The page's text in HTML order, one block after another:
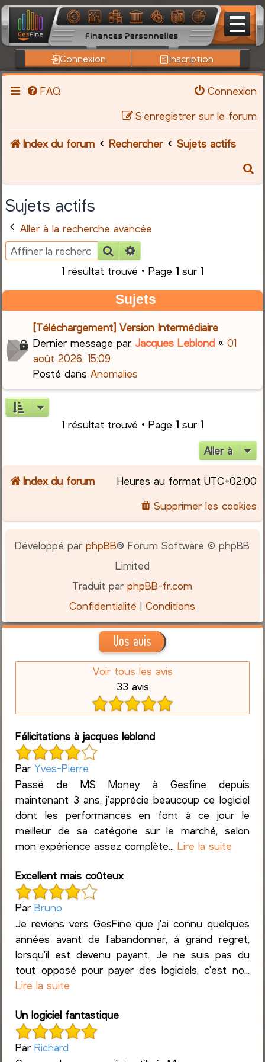
Connexion Inscription
FAQ
Connexion
S’enregistrer sur le forum
Index du forum Rechercher
Sujets actifs
r
c
r
Sujets actifs
Aller à la recherche avancée
Rechercher
1 résultat trouvé • Page 1 sur 1
Sujets
[Téléchargement] Version Intermédiaire
Dernier message parJacques Leblond «01
août 2026, 15:09
Posté dansAnomalies
1 résultat trouvé • Page 1 sur 1
Aller à
Index du forum Heures au format UTC+02:00
Supprimer les cookies
Développé parphpBB® Forum Software © phpBB
Limited
Traduit parphpBB-fr.com
Confidentialité |Conditions
Vos avis
Voir tous les avis
33 avis
Félicitations à jacques leblond
ParYves-Pierre
Passé de MS Money à Gesfine depuis
maintenant 3 ans, j’apprécie beaucoup ce logiciel
dont les performances en font à ce jour le
meilleur de sa catégorie sur le marché, selon
mon expérience assez complète...Lire la suite
Excellent mais coûteux
ParBruno
Je reviens vers GesFine que j'ai connu quelques
années avant de l'abandonner, à grand regret,
lorsqu'il est devenu payant. Je ne suis pas du
tout opposé pour payer des logiciels, c'est no...
Lire la suite
Un logiciel fantastique
ParRichard